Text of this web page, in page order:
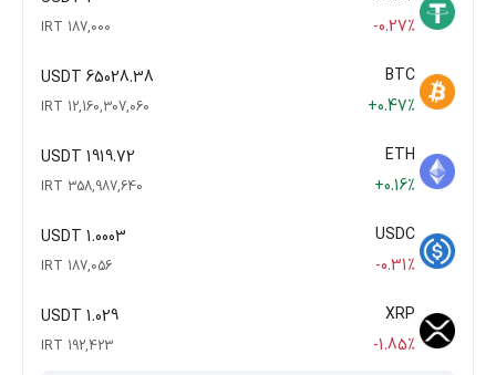
-0.27%
187,000 IRT
BTC
+0.47%
65028.38 USDT
12,160,307,060 IRT
ETH
+0.16%
1919.72 USDT
358,987,640 IRT
USDC
-0.31%
1.0003 USDT
187,056 IRT
XRP
-1.85%
1.029 USDT
192,423 IRT